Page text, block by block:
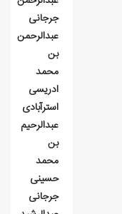
جرجانی
عبدالرحمن
بن
محمد
ادریسی
استرآبادی
عبدالرحیم
بن
محمد
حسینی
جرجانی